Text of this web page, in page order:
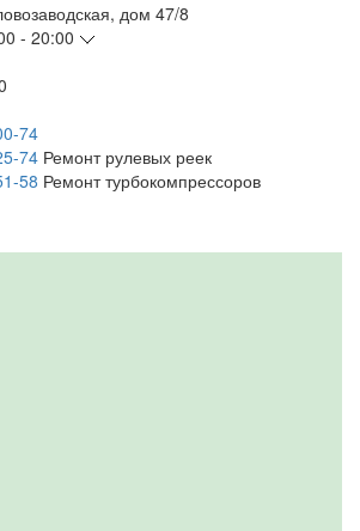
дом 47/8
- 20:00
74
74 Ремонт рулевых реек
58 Ремонт турбокомпрессоров